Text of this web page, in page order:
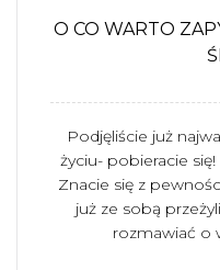
O CO WARTO
Podjęliście już
życiu- pobieracie
Znacie się z
już ze sobą
rozmawiać o